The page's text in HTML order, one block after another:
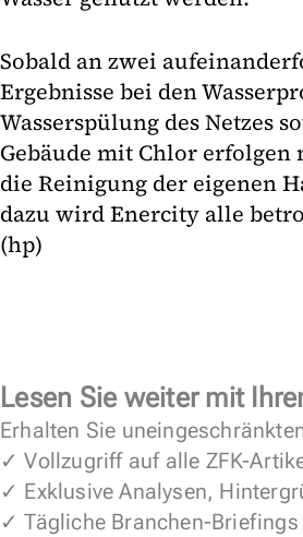
Sobald an zwei
Ergebnisse bei den
Wasserspülung des Netzes
Gebäude mit Chlor erfolgen
die Reinigung der eigenen
dazu wird Enercity alle
(hp)
Lesen Sie weiter mit
Erhalten Sie
✓ Vollzugriff auf alle ZFK-
✓ Exklusive Analysen,
✓ Tägliche Branchen-